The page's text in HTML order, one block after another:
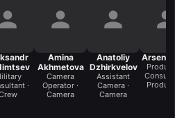
·
Amina
Akhmetova
Camera
Operator ·
Camera
Anatoliy
Dzhirkvelov
Assistant
Camera ·
Camera
Arsen